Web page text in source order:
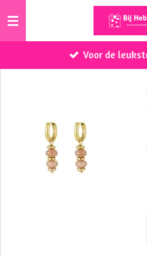
Ga
de
Voor de